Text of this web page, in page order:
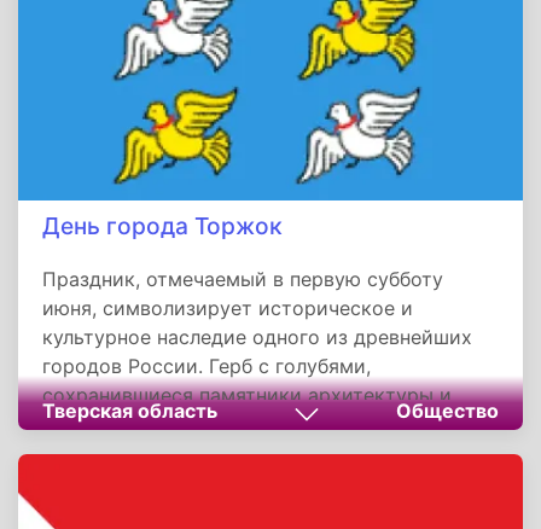
середина земли", — говорят старожилы. В
этой фразе — суть города, который даже в
XXI веке остается перекрестком времен,
культур и человеческих судеб.
День города Торжок
Праздник, отмечаемый в первую субботу
июня, символизирует историческое и
культурное наследие одного из древнейших
городов России. Герб с голубями,
сохранившиеся памятники архитектуры и
легендарные пожарские котлеты напоминают
о роли Торжка как символа стойкости и
Тверская область Общество